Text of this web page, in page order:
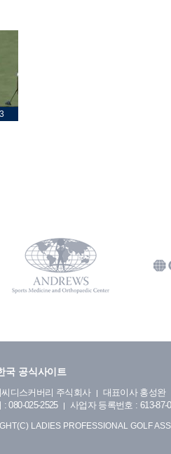
국 공식사이트
디스커버리 주식회사
대표이사 홍성완
: 080-025-2525
사업자 등록번호 : 613-87-
LADIES PROFESSIONAL GOLF